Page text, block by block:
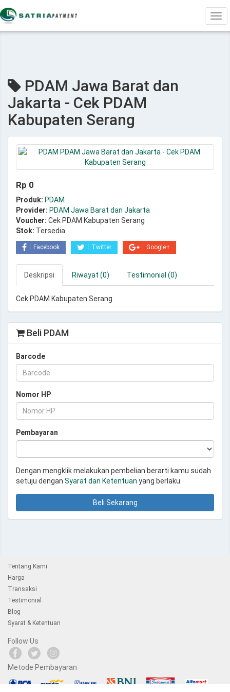
PDAM Jawa Barat dan
Jakarta - Cek PDAM
Kabupaten Serang
Rp 0
Produk: PDAM
Provider: PDAM Jawa Barat dan Jakarta
Voucher: Cek PDAM Kabupaten Serang
Stok: Tersedia
Facebook Twitter Google+
Deskripsi Riwayat (0) Testimonial (0)
Cek PDAM Kabupaten Serang
Beli PDAM
Barcode
Nomor HP
Pembayaran
Dengan mengklik melakukan pembelian berarti kamu sudah
setuju dengan Syarat dan Ketentuan yang berlaku.
Beli Sekarang
Tentang Kami
Harga
Transaksi
Testimonial
Blog
Syarat & Ketentuan
Follow Us
Metode Pembayaran